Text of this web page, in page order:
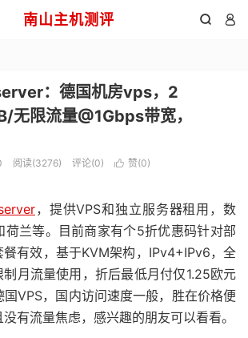
南山主机测评  
：德国机房vps，2
限流量@1Gbps带宽，
阅读(3276) 评论(0)  赞(0)
，提供VPS和独立服务器租用，数
荷兰等。目前商家有个5折优惠码针对部
餐有效，基于KVM架构，IPv4+IPv6，全
月流量使用，折后最低月付仅1.25欧元
VPS，国内访问速度一般，胜在价格便
有流量焦虑，感兴趣的朋友可以看看。